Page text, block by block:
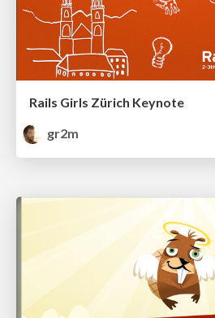
Rails Girls Zürich Keynote
gr2m